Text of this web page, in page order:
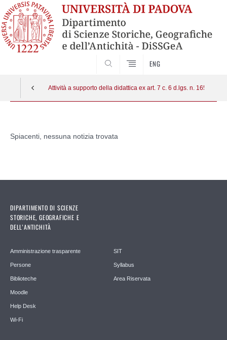
ENG
Attività a supporto della didattica ex art. 7 c. 6 d.lgs. n. 165/2001
contenuto
Spiacenti, nessuna notizia trovata
DIPARTIMENTO DI SCIENZE
STORICHE, GEOGRAFICHE E
DELL’ANTICHITÀ
Amministrazione trasparente
Persone
Biblioteche
Moodle
Help Desk
Wi-Fi
SIT
Syllabus
Area Riservata